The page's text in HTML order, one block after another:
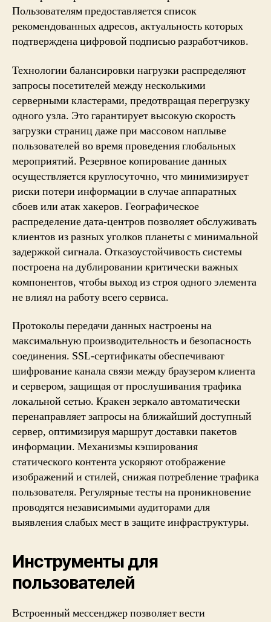
Пользователям предоставляется список
рекомендованных адресов, актуальность которых
подтверждена цифровой подписью разработчиков.
Технологии балансировки нагрузки распределяют
запросы посетителей между несколькими
серверными кластерами, предотвращая перегрузку
одного узла. Это гарантирует высокую скорость
загрузки страниц даже при массовом наплыве
пользователей во время проведения глобальных
мероприятий. Резервное копирование данных
осуществляется круглосуточно, что минимизирует
риски потери информации в случае аппаратных
сбоев или атак хакеров. Географическое
распределение дата-центров позволяет обслуживать
клиентов из разных уголков планеты с минимальной
задержкой сигнала. Отказоустойчивость системы
построена на дублировании критически важных
компонентов, чтобы выход из строя одного элемента
не влиял на работу всего сервиса.
Протоколы передачи данных настроены на
максимальную производительность и безопасность
соединения. SSL-сертификаты обеспечивают
шифрование канала связи между браузером клиента
и сервером, защищая от прослушивания трафика
локальной сетью. Кракен зеркало автоматически
перенаправляет запросы на ближайший доступный
сервер, оптимизируя маршрут доставки пакетов
информации. Механизмы кэширования
статического контента ускоряют отображение
изображений и стилей, снижая потребление трафика
пользователя. Регулярные тесты на проникновение
проводятся независимыми аудиторами для
выявления слабых мест в защите инфраструктуры.
Инструменты для
пользователей
Встроенный мессенджер позволяет вести